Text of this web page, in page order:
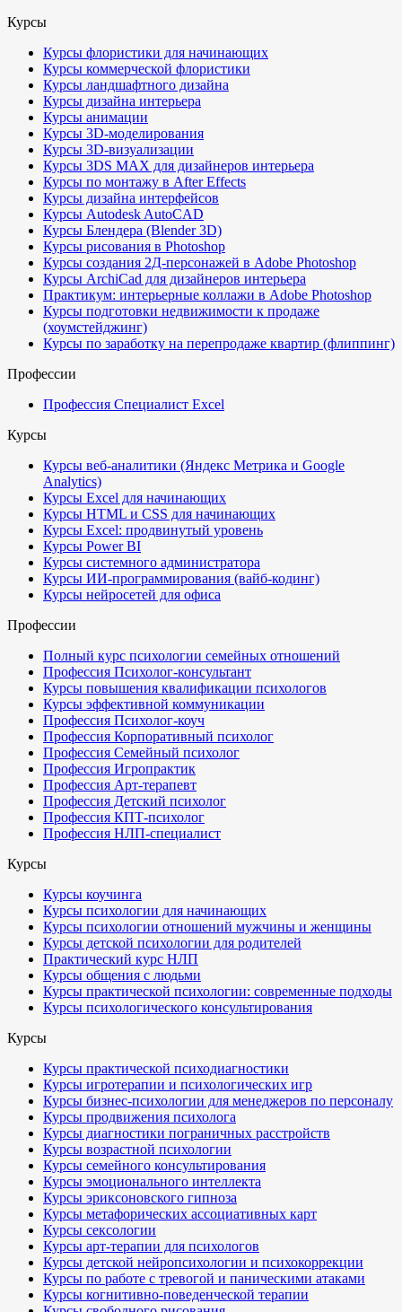
Курсы
Курсы флористики для начинающих
Курсы коммерческой флористики
Курсы ландшафтного дизайна
Курсы дизайна интерьера
Курсы анимации
Курсы 3D-моделирования
Курсы 3D-визуализации
Курсы 3DS MAX для дизайнеров интерьера
Курсы по монтажу в After Effects
Курсы дизайна интерфейсов
Курсы Autodesk AutoCAD
Курсы Блендера (Blender 3D)
Курсы рисования в Photoshop
Курсы создания 2Д-персонажей в Adobe Photoshop
Курсы ArchiCad для дизайнеров интерьера
Практикум: интерьерные коллажи в Adobe Photoshop
Курсы подготовки недвижимости к продаже
(хоумстейджинг)
Курсы по заработку на перепродаже квартир (флиппинг)
Профессии
Профессия Специалист Excel
Курсы
Курсы веб-аналитики (Яндекс Метрика и Google
Analytics)
Курсы Excel для начинающих
Курсы HTML и CSS для начинающих
Курсы Excel: продвинутый уровень
Курсы Power BI
Курсы системного администратора
Курсы ИИ-программирования (вайб-кодинг)
Курсы нейросетей для офиса
Профессии
Полный курс психологии семейных отношений
Профессия Психолог-консультант
Курсы повышения квалификации психологов
Курсы эффективной коммуникации
Профессия Психолог-коуч
Профессия Корпоративный психолог
Профессия Семейный психолог
Профессия Игропрактик
Профессия Арт-терапевт
Профессия Детский психолог
Профессия КПТ-психолог
Профессия НЛП-специалист
Курсы
Курсы коучинга
Курсы психологии для начинающих
Курсы психологии отношений мужчины и женщины
Курсы детской психологии для родителей
Практический курс НЛП
Курсы общения с людьми
Курсы практической психологии: современные подходы
Курсы психологического консультирования
Курсы
Курсы практической психодиагностики
Курсы игротерапии и психологических игр
Курсы бизнес-психологии для менеджеров по персоналу
Курсы продвижения психолога
Курсы диагностики пограничных расстройств
Курсы возрастной психологии
Курсы семейного консультирования
Курсы эмоционального интеллекта
Курсы эриксоновского гипноза
Курсы метафорических ассоциативных карт
Курсы сексологии
Курсы арт-терапии для психологов
Курсы детской нейропсихологии и психокоррекции
Курсы по работе с тревогой и паническими атаками
Курсы когнитивно-поведенческой терапии